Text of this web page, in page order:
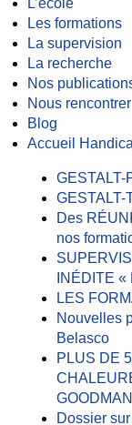
Les formations
La supervision
La recherche
Nos
Nous rencontrer
Blog
Accueil
GESTALT-
GESTALT-
Des
nos
INÉDITE
LES
Nouvelles
Belasco
PLUS DE
GOODMAN
Dossier